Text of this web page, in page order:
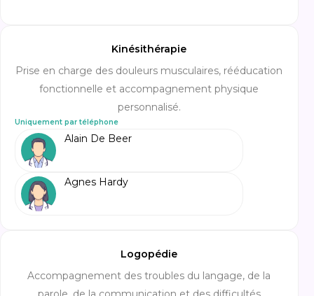
Kinésithérapie
Prise en charge des douleurs musculaires, rééducation
fonctionnelle et accompagnement physique
personnalisé.
Uniquement par téléphone
Alain De Beer
Agnes Hardy
Logopédie
Accompagnement des troubles du langage, de la